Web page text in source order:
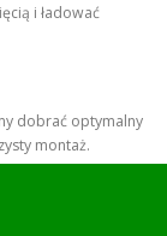
i ładować
dobrać optymalny
montaż.
techniczne!